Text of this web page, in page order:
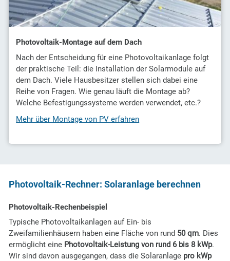
Photovoltaik-Montage auf dem Dach
Nach der Entscheidung für eine Photovoltaikanlage folgt
der praktische Teil: die Installation der Solarmodule auf
dem Dach. Viele Hausbesitzer stellen sich dabei eine
Reihe von Fragen. Wie genau läuft die Montage ab?
Welche Befestigungssysteme werden verwendet, etc.?
Mehr über Montage von PV erfahren
Photovoltaik-Rechner: Solaranlage berechnen
Photovoltaik-Rechenbeispiel
Typische Photovoltaikanlagen auf Ein- bis
Zweifamilienhäusern haben eine Fläche von rund 50 qm. Dies
ermöglicht eine Photovoltaik-Leistung von rund 6 bis 8 kWp.
Wir sind davon ausgegangen, dass die Solaranlage pro kWp